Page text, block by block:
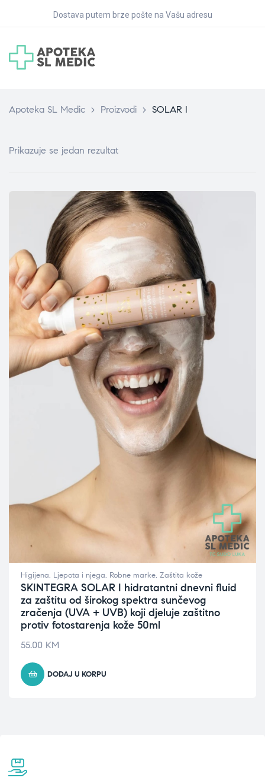
Dostava putem brze pošte na Vašu adresu
Apoteka SL Medic > Proizvodi > SOLAR I
Prikazuje se jedan rezultat
Higijena, Ljepota i njega, Robne marke, Zaštita kože
SKINTEGRA SOLAR I hidratantni dnevni fluid
za zaštitu od širokog spektra sunčevog
zračenja (UVA + UVB) koji djeluje zaštitno
protiv fotostarenja kože 50ml
55.00 KM
DODAJ U KORPU